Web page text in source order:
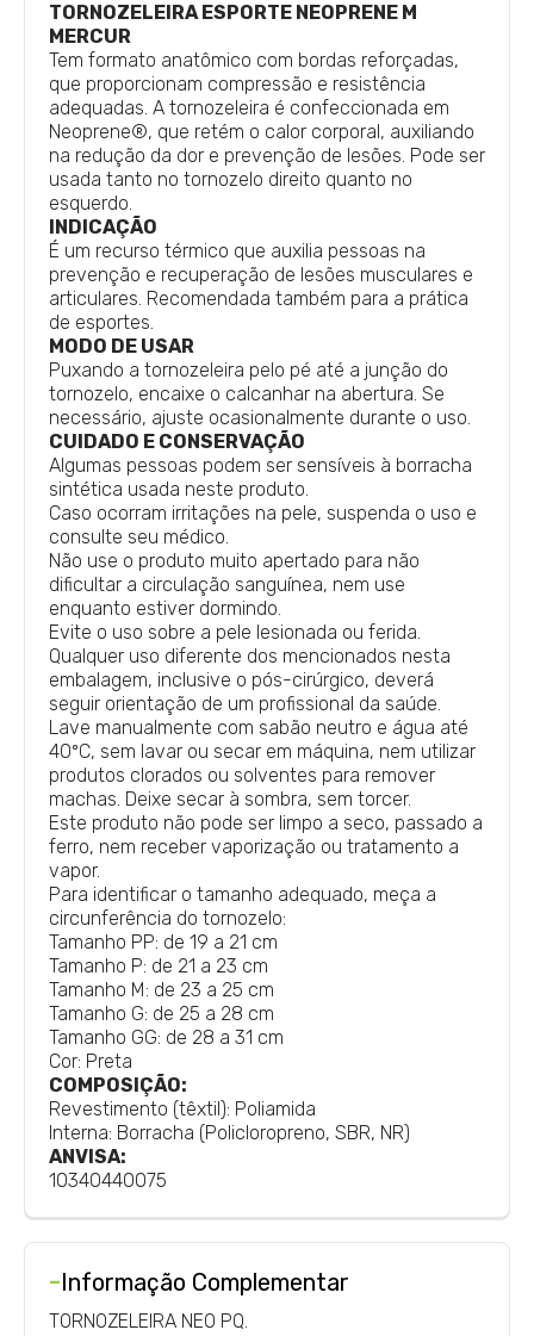
TORNOZELEIRA ESPORTE NEOPRENE M
MERCUR
Tem formato anatômico com bordas reforçadas,
que proporcionam compressão e resistência
adequadas. A tornozeleira é confeccionada em
Neoprene®, que retém o calor corporal, auxiliando
na redução da dor e prevenção de lesões. Pode ser
usada tanto no tornozelo direito quanto no
esquerdo.
INDICAÇÃO
É um recurso térmico que auxilia pessoas na
prevenção e recuperação de lesões musculares e
articulares. Recomendada também para a prática
de esportes.
MODO DE USAR
Puxando a tornozeleira pelo pé até a junção do
tornozelo, encaixe o calcanhar na abertura. Se
necessário, ajuste ocasionalmente durante o uso.
CUIDADO E CONSERVAÇÃO
Algumas pessoas podem ser sensíveis à borracha
sintética usada neste produto.
Caso ocorram irritações na pele, suspenda o uso e
consulte seu médico.
Não use o produto muito apertado para não
dificultar a circulação sanguínea, nem use
enquanto estiver dormindo.
Evite o uso sobre a pele lesionada ou ferida.
Qualquer uso diferente dos mencionados nesta
embalagem, inclusive o pós-cirúrgico, deverá
seguir orientação de um profissional da saúde.
Lave manualmente com sabão neutro e água até
40ºC, sem lavar ou secar em máquina, nem utilizar
produtos clorados ou solventes para remover
machas. Deixe secar à sombra, sem torcer.
Este produto não pode ser limpo a seco, passado a
ferro, nem receber vaporização ou tratamento a
vapor.
Para identificar o tamanho adequado, meça a
circunferência do tornozelo:
Tamanho PP: de 19 a 21 cm
Tamanho P: de 21 a 23 cm
Tamanho M: de 23 a 25 cm
Tamanho G: de 25 a 28 cm
Tamanho GG: de 28 a 31 cm
Cor: Preta
COMPOSIÇÃO:
Revestimento (têxtil): Poliamida
Interna: Borracha (Policloropreno, SBR, NR)
ANVISA:
10340440075
-Informação Complementar
TORNOZELEIRA NEO PQ.